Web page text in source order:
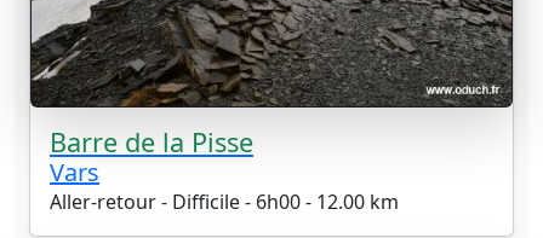
Barre de la Pisse
Vars
Aller-retour - Difficile - 6h00 - 12.00 km